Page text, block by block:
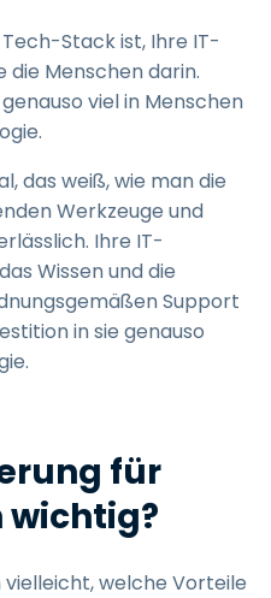
Stack ist, Ihre IT-
die Menschen darin.
viel in Menschen
das weiß, wie man die
Werkzeuge und
Ihre IT-
Wissen und die
Support
in sie genauso
für
wichtig?
welche Vorteile